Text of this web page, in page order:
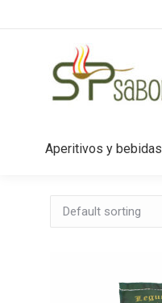
Aperitivos y bebidas